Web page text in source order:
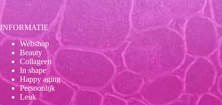
INFORMATIE
Webshop
Beauty
Collageen
In shape
Happy aging
Persoonlijk
Leuk